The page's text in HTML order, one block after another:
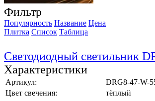
Фильтр
Популярность Название Цена
Плитка Список Таблица
Светодиодный светильник
Характеристики
Артикул:
DRG8-47-W-
Цвет свечения:
тёплый